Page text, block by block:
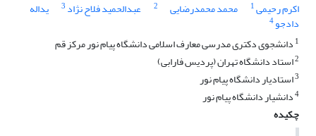
اکرم رحیمی1 محمد محمدرضایی 2 عبدالحمید فلاح نژاد 3 یداله
دادجو4
1 دانشجوی دکتری مدرسی معارف اسلامی دانشگاه پیام نور مرکز قم
2استاد دانشگاه تهران (پردیس فارابی)
3استادیار دانشگاه پیام نور
4دانشیار دانشگاه پیام نور
چکیده